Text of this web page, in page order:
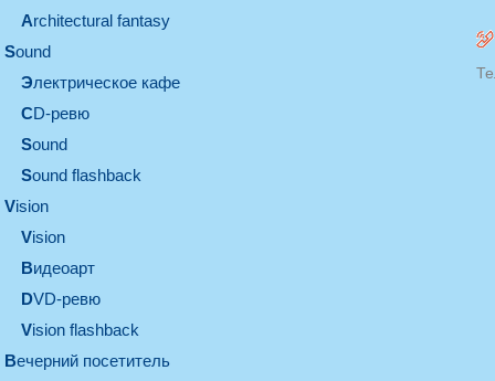
architectural fantasy
sound
электрическое кафе
CD-ревю
sound
Sound flashback
vision
vision
видеоарт
DVD-ревю
Vision flashback
вечерний посетитель